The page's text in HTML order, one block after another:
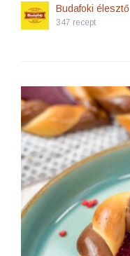
Budafoki élesztő
347 recept